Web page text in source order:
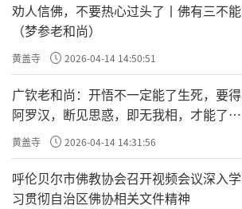
劝人信佛，不要热心过头了丨佛有三不能
（梦参老和尚）
黄盖寺 2026-04-14 14:50:51
广钦老和尚：开悟不一定能了生死，要得
阿罗汉，断见思惑，即无我相，才能了生
死
黄盖寺 2026-04-14 14:31:56
呼伦贝尔市佛教协会召开视频会议深入学
习贯彻自治区佛协相关文件精神